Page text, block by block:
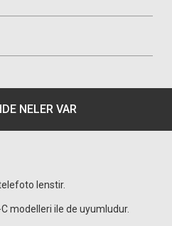
NELER VAR
lenstir.
modelleri ile de uyumludur.